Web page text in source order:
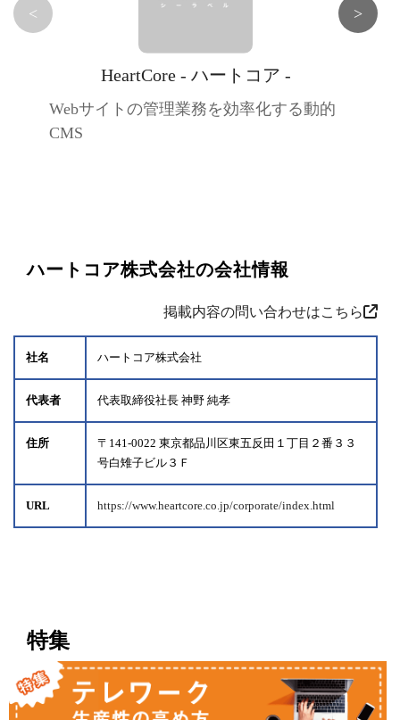
HeartCore - ハートコア -
Webサイトの管理業務を効率化する動的
CMS
< >
ハートコア株式会社の会社情報
掲載内容の問い合わせはこちら
社名 ハートコア株式会社
代表者 代表取締役社長 神野 純孝
住所
〒141-0022 東京都品川区東五反田１丁目２番３３
号白雉子ビル３Ｆ
URL https://www.heartcore.co.jp/corporate/index.html
特集